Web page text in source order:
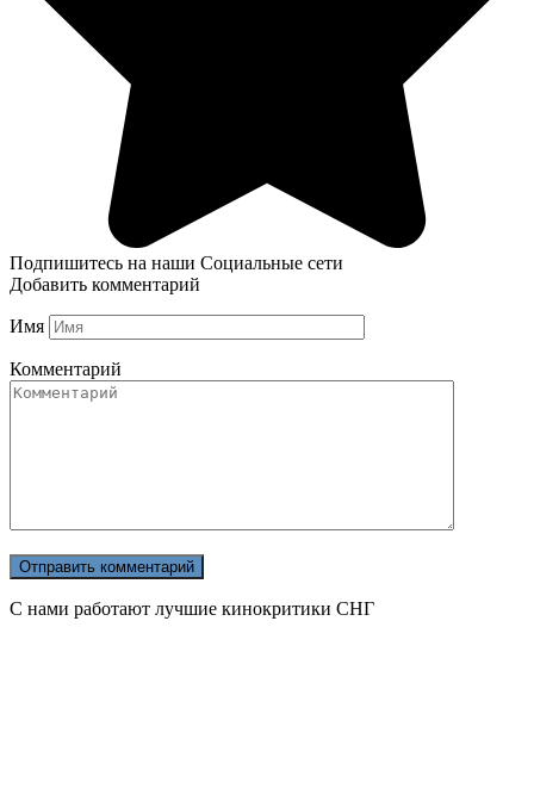
Подпишитесь на наши Социальные сети
Добавить комментарий
Имя
Комментарий
С нами работают лучшие кинокритики СНГ